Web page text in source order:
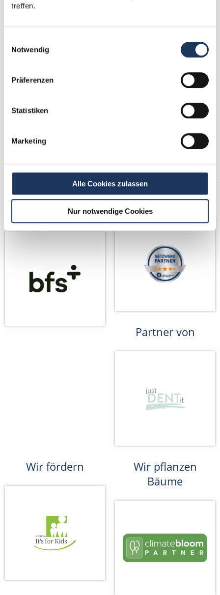
treffen.
Notwendig
Präferenzen
Statistiken
Marketing
Alle Cookies zulassen
Nur notwendige Cookies
Kontakt
Tel.: +49 (0) 521 / 911 730 42
bewerbung@dzas.de
Kooperations-
Partner
Netzwerk-Partner
Partner von
Wir fördern
Wir pflanzen
Bäume